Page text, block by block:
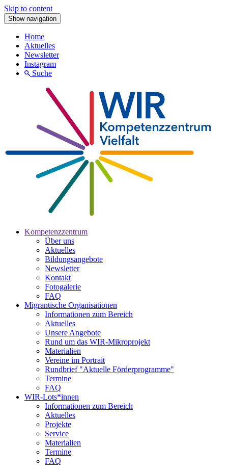
Skip to content
Show navigation
Home
Aktuelles
Newsletter
Instagram
Suche
Kompetenzzentrum
Über uns
Aktuelles
Bildungsangebote
Newsletter
Kontakt
Fotogalerie
FAQ
Migrantische Organisationen
Informationen zum Bereich
Aktuelles
Unsere Angebote
Rund um das WIR-Mikroprojekt
Materialien
Vereine im Portrait
Rundbrief "Aktuelle Förderprogramme"
Termine
FAQ
WIR-Lots*innen
Informationen zum Bereich
Aktuelles
Projekte
Service
Materialien
Termine
FAQ